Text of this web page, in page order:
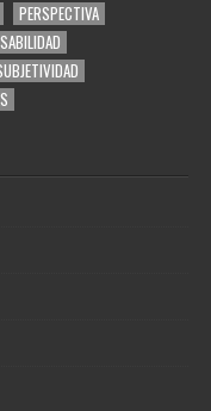
PERSPECTIVA